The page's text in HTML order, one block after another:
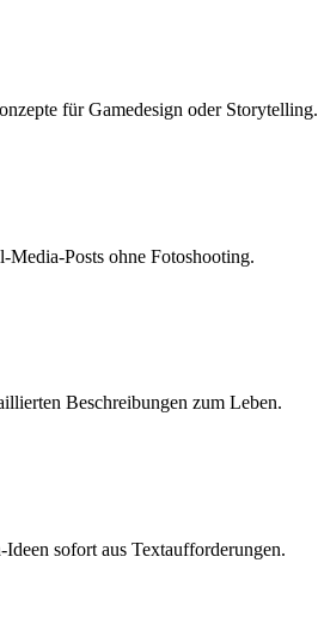
für Gamedesign oder Storytelling.
Media-Posts ohne Fotoshooting.
Beschreibungen zum Leben.
sofort aus Textaufforderungen.